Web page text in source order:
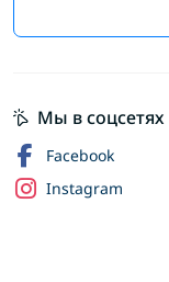
Мы в соцсетях
Facebook
Instagram